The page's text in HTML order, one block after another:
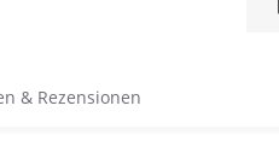
& Rezensionen